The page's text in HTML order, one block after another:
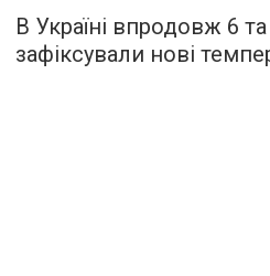
В Україні впродовж 6
зафіксували нові